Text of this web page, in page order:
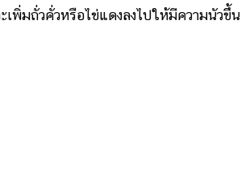
เพิ่มถั่วคั่วหรือไข่แดงลงไปให้มีความนัวขึ้น